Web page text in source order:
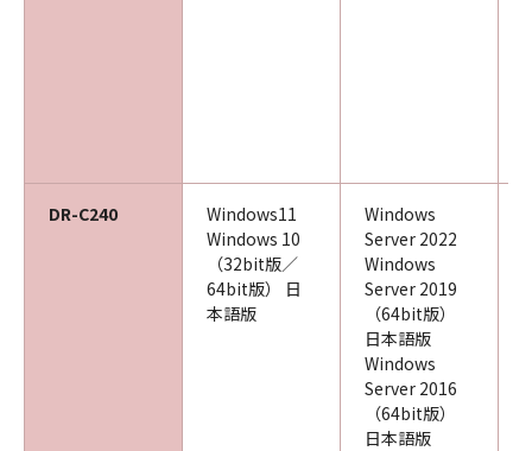
DR-C240
Windows11
Windows 10
（32bit版／
64bit版） 日
本語版
Windows
Server 2022
Windows
Server 2019
（64bit版）
日本語版
Windows
Server 2016
（64bit版）
日本語版